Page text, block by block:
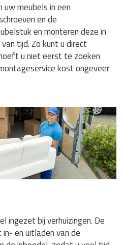
uw meubels in een
en de
en monteren deze in
tijd. Zo kunt u direct
u niet eerst te zoeken
kost ongeveer
bij verhuizingen. De
en uitladen van de